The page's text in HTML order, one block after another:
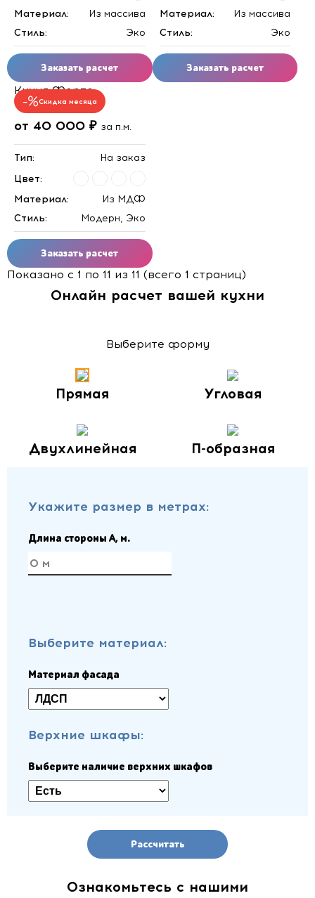
Материал:
Из массива
Стиль:
Эко
Заказать расчет
Материал:
Из массива
Стиль:
Эко
Заказать расчет
Скидка месяца
Кухня Форте
от 40 000 ₽ за п.м.
Тип:
На заказ
Цвет:
Материал:
Из МДФ
Стиль:
Модерн, Эко
Заказать расчет
Показано с 1 по 11 из 11 (всего 1 страниц)
Онлайн расчет вашей кухни
Выберите форму
Прямая Угловая
Двухлинейная П-образная
Укажите размер в метрах:
Длина стороны A, м.
Выберите материал:
Материал фасада
Верхние шкафы:
Выберите наличие верхних шкафов
Рассчитать
Ознакомьтесь с нашими